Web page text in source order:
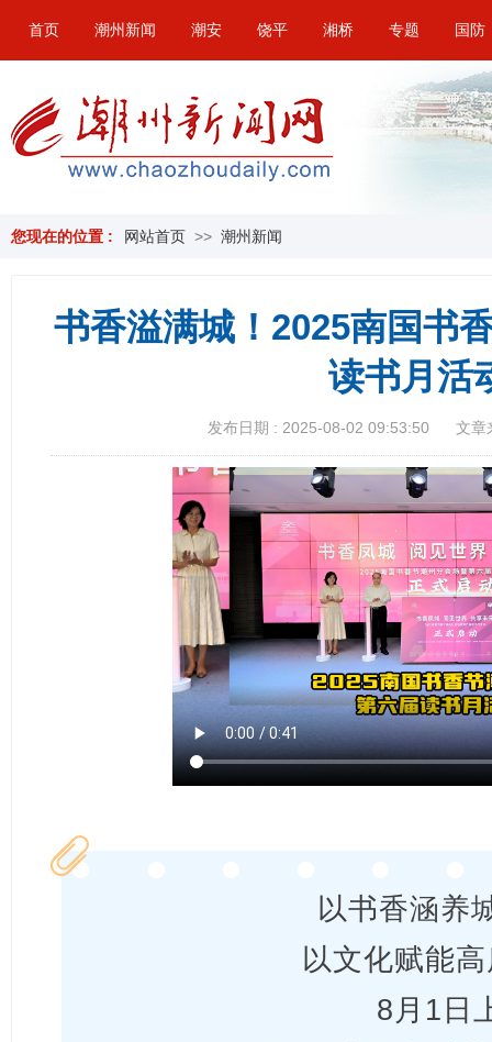
首页 潮州新闻 潮安 饶平 湘桥 专题 国防
您现在的位置 : 网站首页 >> 潮州新闻
书香溢满城！2025南国书
读书月活
发布日期 : 2025-08-02 09:53:50 文章
以书香涵养
以文化赋能
8月1日